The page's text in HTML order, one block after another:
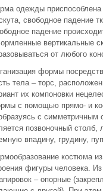
одежды
свободное падение
падение
вертикальные
от любого
формы
тела – торс,
их компоновки
с помощью прямо- и
с симметричным
позвоночный столб,
впадину, грудину,
костюма
фигуры человека.
– опорные